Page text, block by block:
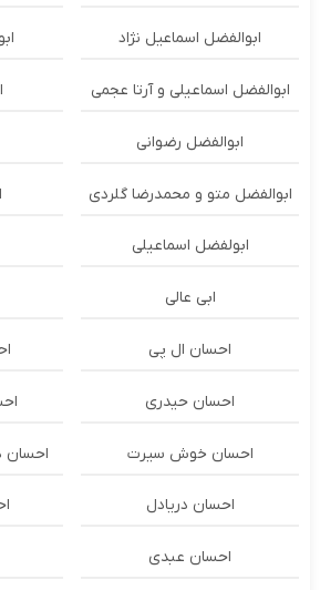
ابوالفضل اسماعیل نژاد
ابوالفضل اسماعیلی و آرتا عجمی
ابوالفضل رضوانی
ابوالفضل متو و محمدرضا گلردی
ابولفضل اسماعیلی
ابی عالی
احسان ال پی
احسان حیدری
احسان خوش سیرت احسان
احسان دریادل
احسان عبدی